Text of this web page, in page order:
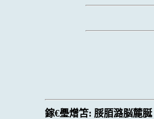
鎵€璺熷笘: 脮脜潞脳麓脠